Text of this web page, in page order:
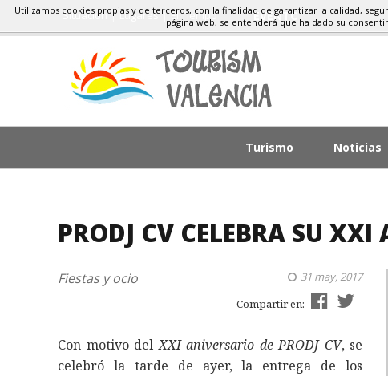
Situacion Lugares El Tiempo EVENTOS, FIESTAS,
Turismo Noticias
PRODJ CV CELEBRA SU
Fiestas y ocio
31 may, 2017
Compartir en:
Con motivo delXXI aniversario de PRODJ CV, se
celebró la tarde de ayer, la entrega de los
Utilizamos cookies propias y de terceros, con la finalidad de garantizar la calidad,
página web, se entenderá que ha dado su